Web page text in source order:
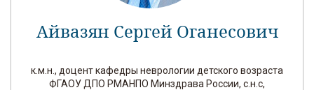
Айвазян Сергей Оганесович
к.м.н., доцент кафедры неврологии детского возраста
ФГАОУ ДПО РМАНПО Минздрава России, с.н.с,